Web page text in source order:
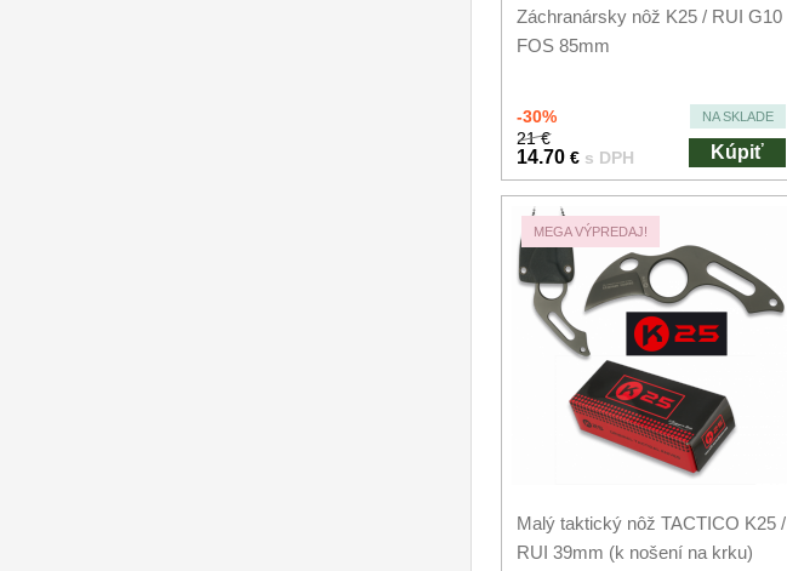
Záchranársky nôž K25 / RUI G10
FOS 85mm
-30% NA SKLADE
21 €
14.70 € s DPH Kúpiť
MEGA VÝPREDAJ!
Malý taktický nôž TACTICO K25 /
RUI 39mm (k nošení na krku)